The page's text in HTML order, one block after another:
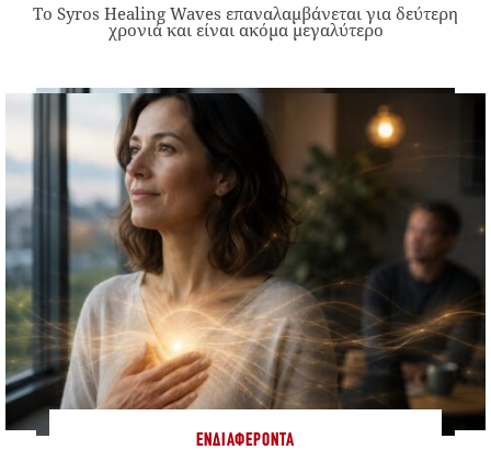
Το Syros Healing Waves επαναλαμβάνεται για δεύτερη
χρονιά και είναι ακόμα μεγαλύτερο
ΕΝΔΙΑΦΈΡΟΝΤΑ